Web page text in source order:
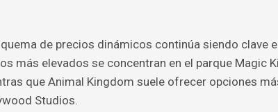
de precios dinámicos continúa siendo clave
más elevados se concentran en el parque Magic
que Animal Kingdom suele ofrecer opciones
Studios.